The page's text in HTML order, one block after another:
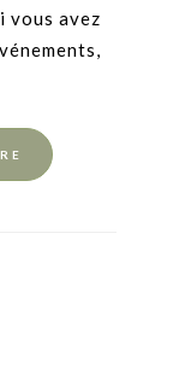
vous avez